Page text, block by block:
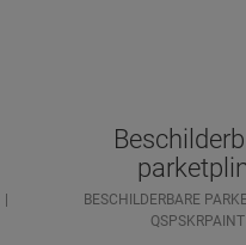
BESCHILDERBARE
QSPSKRPAINT